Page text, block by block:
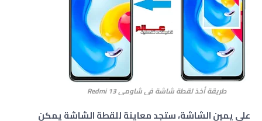
طريقة أخذ لقطة شاشة في شاومي Redmi13
على يمين الشاشة، ستجد معاينة للقطة الشاشة يمكن